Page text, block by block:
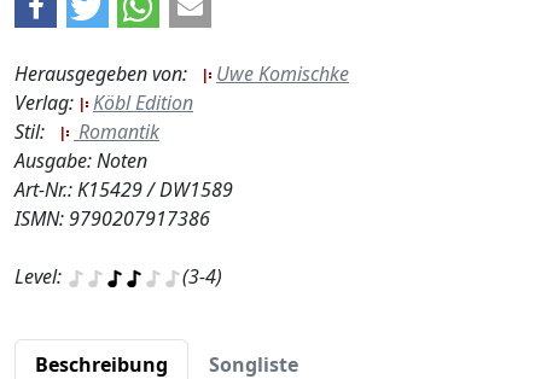
Herausgegeben von:
Uwe Komischke
Verlag:
Köbl Edition
Stil:
Romantik
Ausgabe: Noten
Art-Nr.: K15429 / DW1589
ISMN: 9790207917386
Level: (3-4)
Beschreibung Songliste